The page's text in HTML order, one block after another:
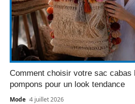
Comment choisir votre sac cabas
pompons pour un look tendance
Mode 4 juillet 2026